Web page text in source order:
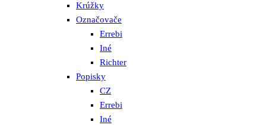
Krúžky
Označovače
Errebi
Iné
Richter
Popisky
CZ
Errebi
Iné